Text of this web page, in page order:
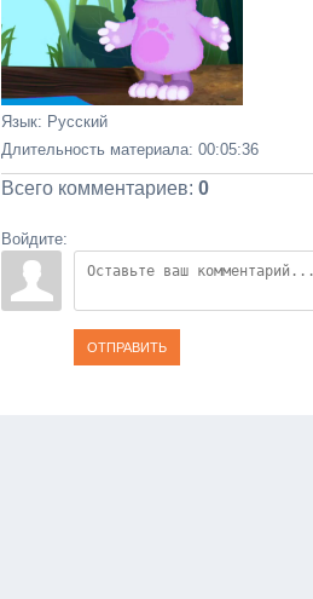
Язык: Русский
Длительность материала: 00:05:36
Всего комментариев: 0
Войдите:
ОТПРАВИТЬ